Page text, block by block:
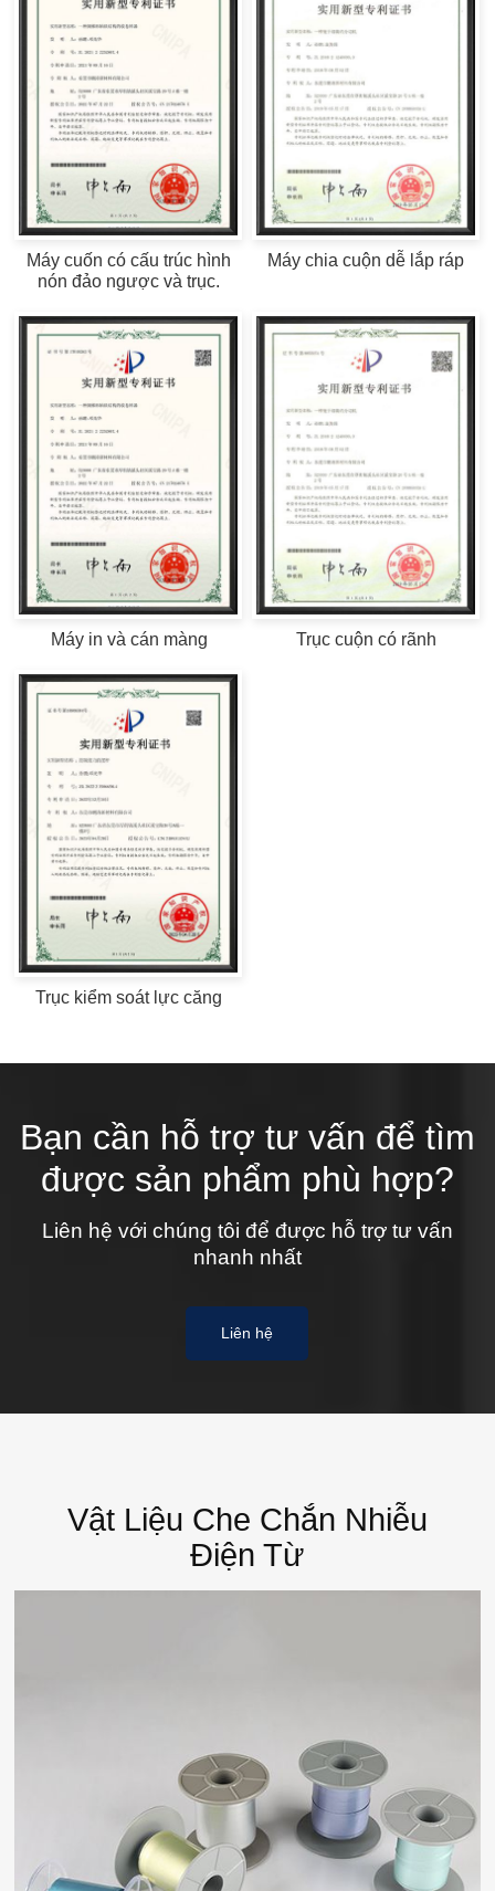
Máy cuốn có cấu trúc hình
nón đảo ngược và trục.
Máy chia cuộn dễ lắp ráp
Máy in và cán màng Trục cuộn có rãnh
Trục kiểm soát lực căng
Bạn cần hỗ trợ tư vấn để tìm
được sản phẩm phù hợp?
Liên hệ với chúng tôi để được hỗ trợ tư vấn
nhanh nhất
Liên hệ
Vật Liệu Che Chắn Nhiễu
Điện Từ